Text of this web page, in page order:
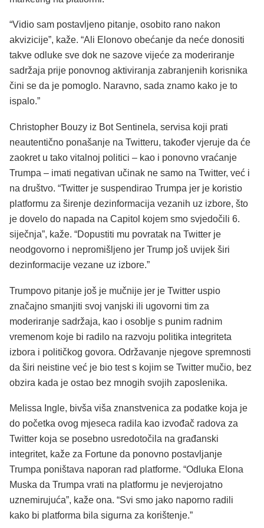
“Vidio sam postavljeno pitanje, osobito rano nakon
akvizicije”, kaže. “Ali Elonovo obećanje da neće donositi
takve odluke sve dok ne sazove vijeće za moderiranje
sadržaja prije ponovnog aktiviranja zabranjenih korisnika
čini se da je pomoglo. Naravno, sada znamo kako je to
ispalo.”
Christopher Bouzy iz Bot Sentinela, servisa koji prati
neautentično ponašanje na Twitteru, također vjeruje da će
zaokret u tako vitalnoj politici – kao i ponovno vraćanje
Trumpa – imati negativan učinak ne samo na Twitter, već i
na društvo. “Twitter je suspendirao Trumpa jer je koristio
platformu za širenje dezinformacija vezanih uz izbore, što
je dovelo do napada na Capitol kojem smo svjedočili 6.
siječnja”, kaže. “Dopustiti mu povratak na Twitter je
neodgovorno i nepromišljeno jer Trump još uvijek širi
dezinformacije vezane uz izbore.”
Trumpovo pitanje još je mučnije jer je Twitter uspio
značajno smanjiti svoj vanjski ili ugovorni tim za
moderiranje sadržaja, kao i osoblje s punim radnim
vremenom koje bi radilo na razvoju politika integriteta
izbora i političkog govora. Održavanje njegove spremnosti
da širi neistine već je bio test s kojim se Twitter mučio, bez
obzira kada je ostao bez mnogih svojih zaposlenika.
Melissa Ingle, bivša viša znanstvenica za podatke koja je
do početka ovog mjeseca radila kao izvođač radova za
Twitter koja se posebno usredotočila na građanski
integritet, kaže za Fortune da ponovno postavljanje
Trumpa poništava naporan rad platforme. “Odluka Elona
Muska da Trumpa vrati na platformu je nevjerojatno
uznemirujuća”, kaže ona. “Svi smo jako naporno radili
kako bi platforma bila sigurna za korištenje.”